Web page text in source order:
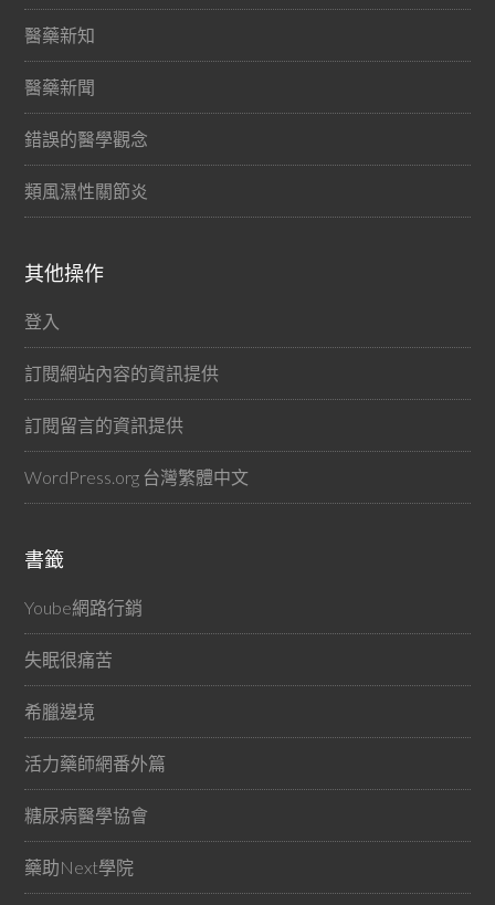
醫藥新知
醫藥新聞
錯誤的醫學觀念
類風濕性關節炎
其他操作
登入
訂閱網站內容的資訊提供
訂閱留言的資訊提供
WordPress.org 台灣繁體中文
書籤
Yoube網路行銷
失眠很痛苦
希臘邊境
活力藥師網番外篇
糖尿病醫學協會
藥助Next學院